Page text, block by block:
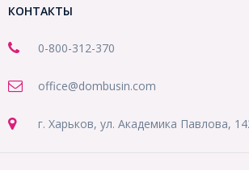
КОНТАКТЫ
0-800-312-370
office@dombusin.com
г. Харьков, ул. Академика Павлова,